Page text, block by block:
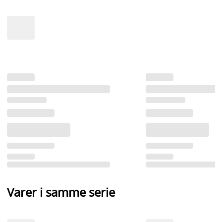
Varer i samme serie